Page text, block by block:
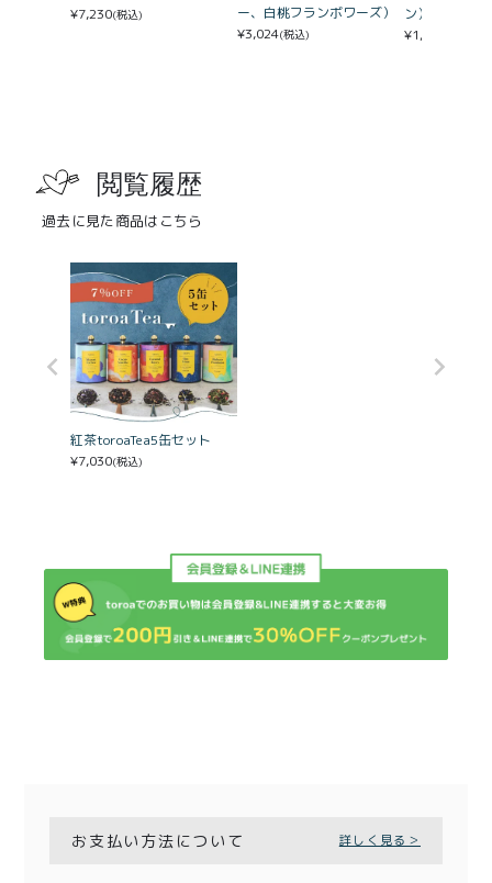
¥7,230(税込)
ー、白桃フランボワーズ）
¥3,024(税込)
ン）
¥1,512
閲覧履歴
過去に見た商品はこちら
紅茶toroaTea5缶セット
¥7,030(税込)
お支払い方法について 詳しく見る＞